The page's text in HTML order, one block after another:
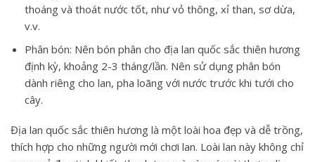
thoáng và thoát nước tốt, như vỏ thông, xỉ than, sơ dừa,
v.v.
Phân bón: Nên bón phân cho địa lan quốc sắc thiên hương
định kỳ, khoảng 2-3 tháng/lần. Nên sử dụng phân bón
dành riêng cho lan, pha loãng với nước trước khi tưới cho
cây.
Địa lan quốc sắc thiên hương là một loài hoa đẹp và dễ trồng,
thích hợp cho những người mới chơi lan. Loài lan này không chỉ